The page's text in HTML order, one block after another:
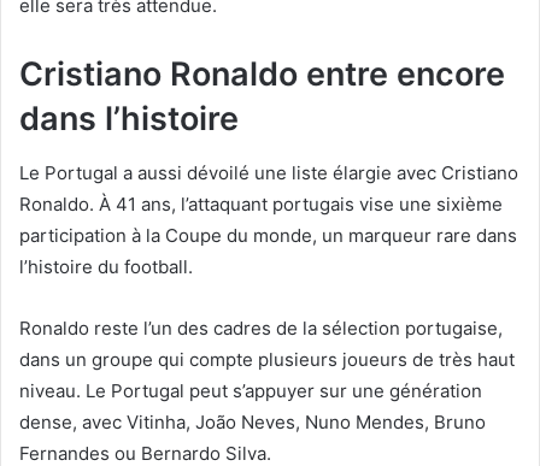
elle sera très attendue.
Cristiano Ronaldo entre encore
dans l’histoire
Le Portugal a aussi dévoilé une liste élargie avec Cristiano
Ronaldo. À 41 ans, l’attaquant portugais vise une sixième
participation à la Coupe du monde, un marqueur rare dans
l’histoire du football.
Ronaldo reste l’un des cadres de la sélection portugaise,
dans un groupe qui compte plusieurs joueurs de très haut
niveau. Le Portugal peut s’appuyer sur une génération
dense, avec Vitinha, João Neves, Nuno Mendes, Bruno
Fernandes ou Bernardo Silva.